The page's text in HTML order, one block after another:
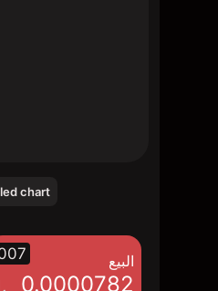
chart
البيع
0.0000782